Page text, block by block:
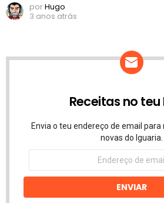
porHugo
3 anos atrás
Receitas no teu
Envia o teu endereço de email
novas do Iguaria.
Endereço
email
ENVIAR